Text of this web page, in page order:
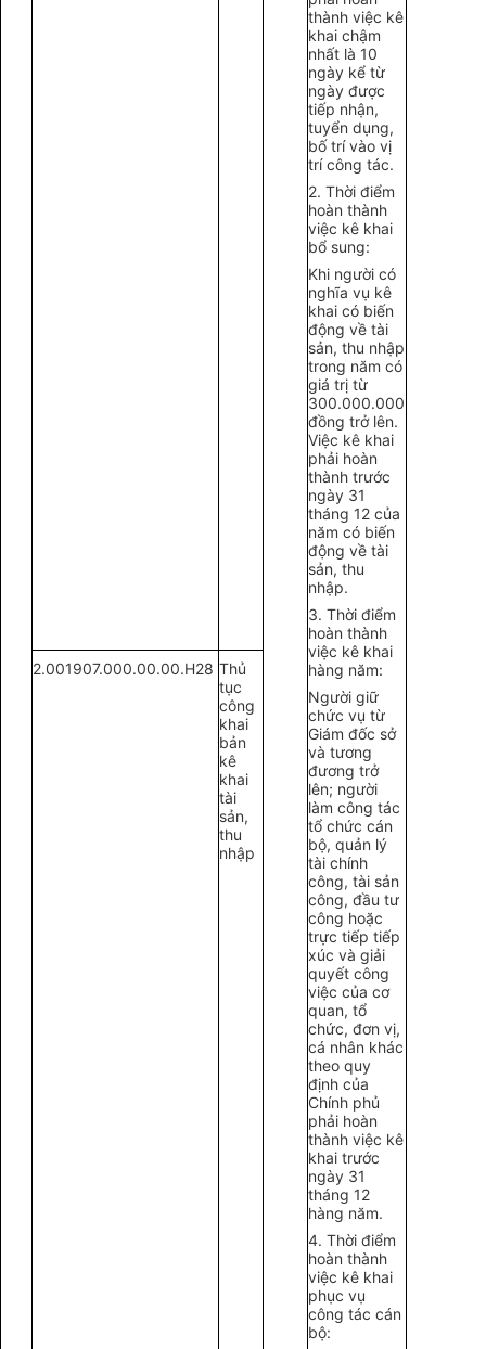
thành việc kê
khai chậm
nhất là 10
ngày kể từ
ngày được
tiếp nhận,
tuyển dụng,
bố trí vào vị
trí công tác.
2. Thời điểm
hoàn thành
việc kê khai
bổ sung:
Khi người có
nghĩa vụ kê
khai có biến
động về tài
sản, thu nhập
trong năm có
giá trị từ
300.000.000
đồng trở lên.
Việc kê khai
phải hoàn
thành trước
ngày 31
tháng 12 của
năm có biến
động về tài
sản, thu
nhập.
3. Thời điểm
hoàn thành
việc kê khai
hàng năm:
Người giữ
chức vụ từ
Giám đốc sở
và tương
đương trở
lên; người
làm công tác
tổ chức cán
bộ, quản lý
tài chính
công, tài sản
công, đầu tư
công hoặc
trực tiếp tiếp
xúc và giải
quyết công
việc của cơ
quan, tổ
chức, đơn vị,
cá nhân khác
theo quy
định của
Chính phủ
phải hoàn
thành việc kê
khai trước
ngày 31
tháng 12
hàng năm.
4. Thời điểm
hoàn thành
việc kê khai
phục vụ
công tác cán
bộ:
2.001907.000.00.00.H28 Thủ
tục
công
khai
bản
kê
khai
tài
sản,
thu
nhập